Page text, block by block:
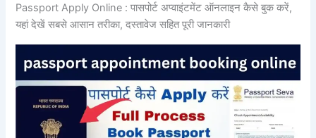
Passport Apply Online : पासपोर्ट अप्वाइंटमेंट ऑनलाइन कैसे बुक करें,
यहां देखें सबसे आसान तरीका, दस्तावेज सहित पूरी जानकारी